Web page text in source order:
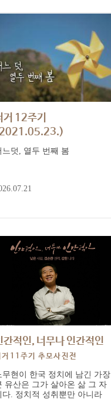
거 12주기
느덧, 열두 번째 봄
간적인, 너무나 인간적인
거11주기 추모사진전
무현이 한국 정치에 남긴 가장
유산은 그가 살아온 삶 그 자
다. 정치적 성취뿐만 아니라